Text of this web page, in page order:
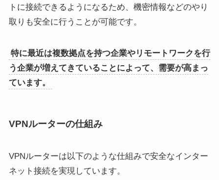
トに接続できるようになるため、機密情報などのやり
取りも安全に行うことが可能です。
特に最近は複数拠点を持つ企業やリモートワークを行
う企業が増えてきていることによって、需要が高まっ
ています。
VPNルーターの仕組み
VPNルーターは以下のような仕組みで安全なインター
ネット接続を実現しています。